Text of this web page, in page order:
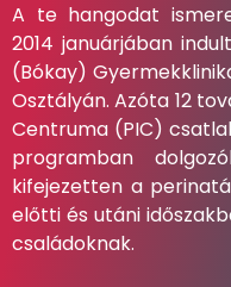
A te hangodat
2014 januárjában
(Bókay)
Osztályán. Azóta 12
Centruma (PIC)
programban
kifejezetten a
előtti és utáni
családoknak.